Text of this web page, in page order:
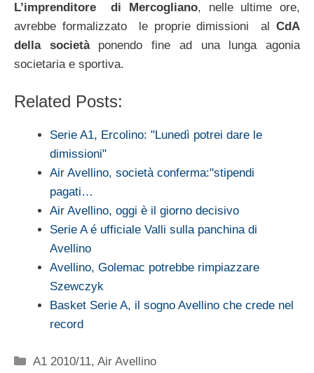
L’imprenditore di Mercogliano, nelle ultime ore,
avrebbe formalizzato le proprie dimissioni al CdA
della societàponendo fine ad una lunga agonia
societaria e sportiva.
Related Posts:
Serie A1, Ercolino: "Lunedì potrei dare le
dimissioni"
Air Avellino, società conferma:"stipendi
pagati…
Air Avellino, oggi è il giorno decisivo
Serie A é ufficiale Valli sulla panchina di
Avellino
Avellino, Golemac potrebbe rimpiazzare
Szewczyk
Basket Serie A, il sogno Avellino che crede nel
record
Categorie
A1 2010/11,Air Avellino